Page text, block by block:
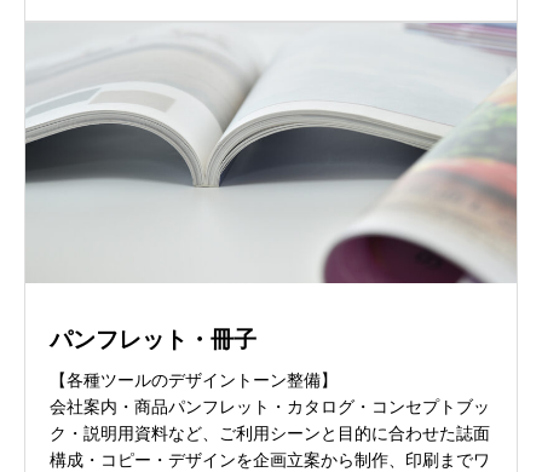
パンフレット・冊子
【各種ツールのデザイントーン整備】
会社案内・商品パンフレット・カタログ・コンセプトブッ
ク・説明用資料など、ご利用シーンと目的に合わせた誌面
構成・コピー・デザインを企画立案から制作、印刷までワ